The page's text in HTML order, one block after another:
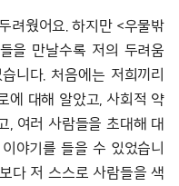
려웠어요. 하지만 <우물밖
을 만날수록 저의 두려움
니다. 처음에는 저희끼리
에 대해 알았고, 사회적 약
, 여러 사람들을 초대해 대
야기를 들을 수 있었습니
다 저 스스로 사람들을 색